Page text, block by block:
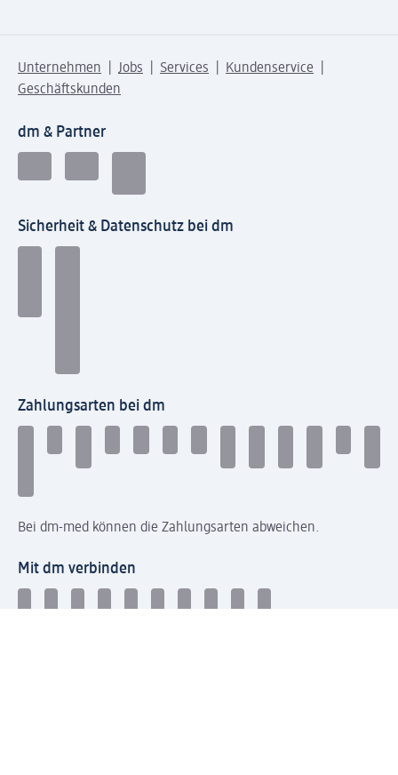
Unternehmen Jobs Services
Kundenservice
Geschäftskunden
dm & Partner
Sicherheit & Datenschutz bei dm
Zahlungsarten bei dm
Bei dm-med können die Zahlungsarten abweichen.
Mit dm verbinden